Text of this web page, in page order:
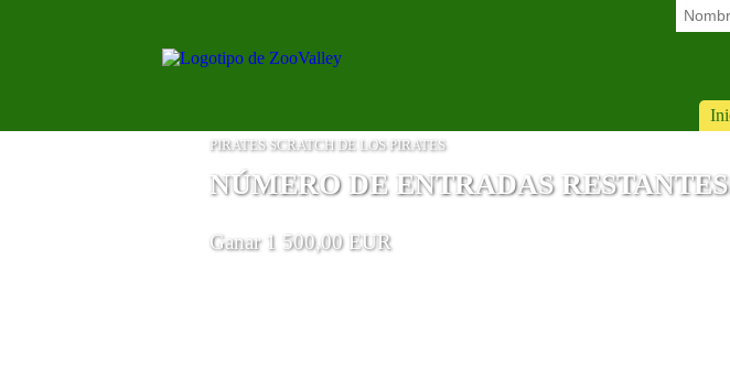
PIRATES SCRATCH DE LOS PIRATES
NÚMERO DE ENTRADAS
Ganar 1 500,00 EUR